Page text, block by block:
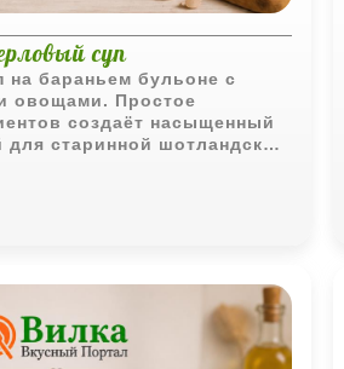
суп
на бараньем бульоне с
овощами. Простое
создаёт насыщенный
для старинной шотландской